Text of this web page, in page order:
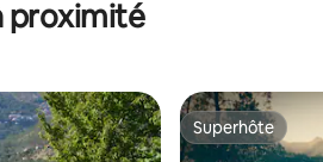
proximité
Superhôte
Superhôte